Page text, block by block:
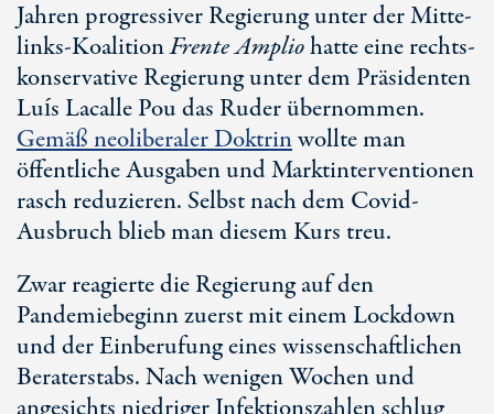
Jahren progressiver Regierung unter der Mitte-
links-KoalitionFrente Ampliohatte eine rechts-
konservative Regierung unter dem Präsidenten
Luís Lacalle Pou das Ruder übernommen.
Gemäß neoliberaler Doktrinwollte man
öffentliche Ausgaben und Marktinterventionen
rasch reduzieren. Selbst nach dem Covid-
Ausbruch blieb man diesem Kurs treu.
Zwar reagierte die Regierung auf den
Pandemiebeginn zuerst mit einem Lockdown
und der Einberufung eines wissenschaftlichen
Beraterstabs. Nach wenigen Wochen und